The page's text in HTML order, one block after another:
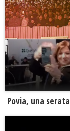
Povia, una